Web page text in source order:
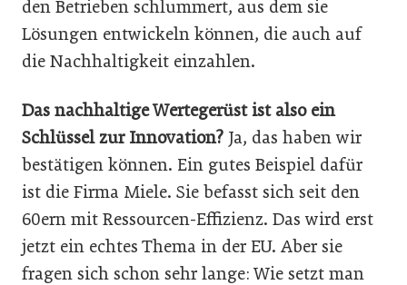
den Betrieben schlummert, aus dem sie
Lösungen entwickeln können, die auch auf
die Nachhaltigkeit einzahlen.
Das nachhaltige Wertegerüst ist also ein
Schlüssel zur Innovation? Ja, das haben wir
bestätigen können. Ein gutes Beispiel dafür
ist die Firma Miele. Sie befasst sich seit den
60ern mit Ressourcen-Effizienz. Das wird erst
jetzt ein echtes Thema in der EU. Aber sie
fragen sich schon sehr lange: Wie setzt man